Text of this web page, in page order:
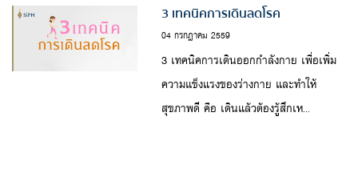
3 เทคนิคการเดินลดโรค
04 กรกฎาคม 2559
3 เทคนิคการเดินออกกำลังกาย เพื่อเพิ่ม
ความแข็งแรงของร่างกาย และทำให้
สุขภาพดี คือ เดินแล้วต้องรู้สึกเห...